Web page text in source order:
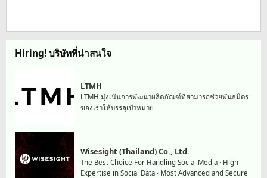
Hiring! บริษัทที่น่าสนใจ
LTMH
LTMH มุ่งเน้นการพัฒนาผลิตภัณฑ์ที่สามารถช่วยพันธมิตร
ของเราให้บรรลุเป้าหมาย
Wisesight (Thailand) Co., Ltd.
The Best Choice For Handling Social Media · High
Expertise in Social Data · Most Advanced and Secure